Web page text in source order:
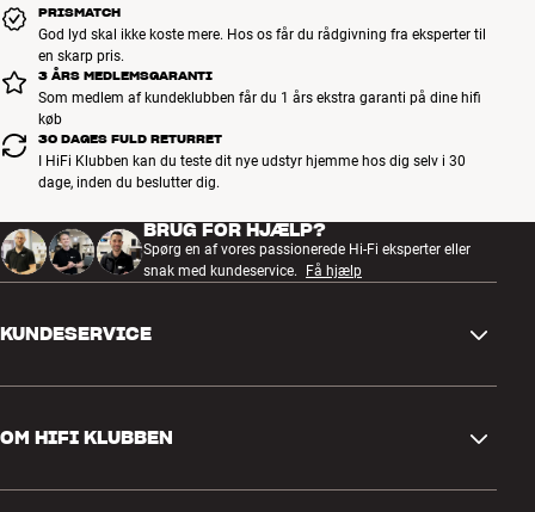
PRISMATCH
God lyd skal ikke koste mere. Hos os får du rådgivning fra eksperter til
en skarp pris.
3 ÅRS MEDLEMSGARANTI
Som medlem af kundeklubben får du 1 års ekstra garanti på dine hifi
køb
30 DAGES FULD RETURRET
I HiFi Klubben kan du teste dit nye udstyr hjemme hos dig selv i 30
dage, inden du beslutter dig.
BRUG FOR HJÆLP?
Spørg en af vores passionerede Hi-Fi eksperter eller
snak med kundeservice.
Få hjælp
KUNDESERVICE
Retur og reklamation
OM HIFI KLUBBEN